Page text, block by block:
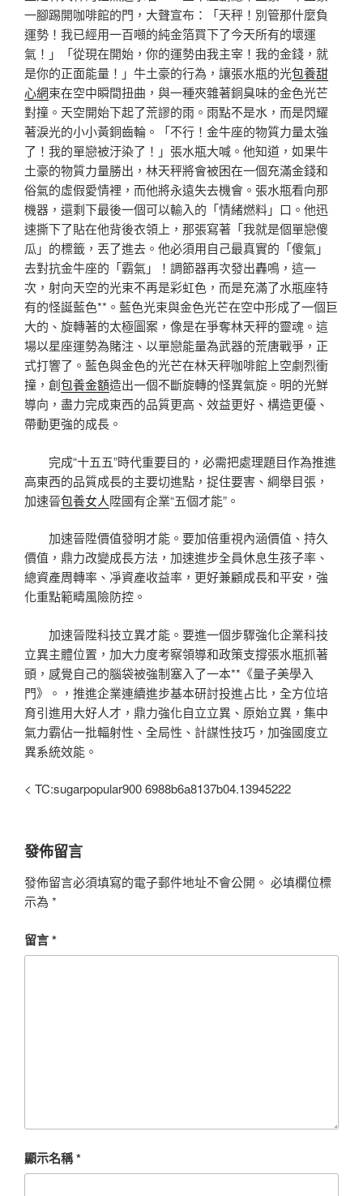
一腳踢開咖啡館的門，大聲宣布：「天秤！別管那什麼負
運勢！我已經用一百噸的純金箔買下了今天所有的壞運
氣！」「從現在開始，你的運勢由我主宰！我的金錢，就
是你的正面能量！」牛土豪的行為，讓張水瓶的光包養甜
心網束在空中瞬間扭曲，與一種夾雜著銅臭味的金色光芒
對撞。天空開始下起了荒謬的雨。雨點不是水，而是閃耀
著淚光的小小黃銅齒輪。「不行！金牛座的物質力量太強
了！我的單戀被汙染了！」張水瓶大喊。他知道，如果牛
土豪的物質力量勝出，林天秤將會被困在一個充滿金錢和
俗氣的虛假愛情裡，而他將永遠失去機會。張水瓶看向那
機器，還剩下最後一個可以輸入的「情緒燃料」口。他迅
速撕下了貼在他背後衣領上，那張寫著「我就是個單戀傻
瓜」的標籤，丟了進去。他必須用自己最真實的「傻氣」
去對抗金牛座的「霸氣」！調節器再次發出轟鳴，這一
次，射向天空的光束不再是彩虹色，而是充滿了水瓶座特
有的怪誕藍色**。藍色光束與金色光芒在空中形成了一個巨
大的、旋轉著的太極圖案，像是在爭奪林天秤的靈魂。這
場以星座運勢為賭注、以單戀能量為武器的荒唐戰爭，正
式打響了。藍色與金色的光芒在林天秤咖啡館上空劇烈衝
撞，創包養金額造出一個不斷旋轉的怪異氣旋。明的光鮮
導向，盡力完成東西的品質更高、效益更好、構造更優、
帶動更強的成長。
完成“十五五”時代重要目的，必需把處理題目作為推進
高東西的品質成長的主要切進點，捉住要害、綱舉目張，
加速晉包養女人陞國有企業“五個才能”。
加速晉陞價值發明才能。要加倍重視內涵價值、持久
價值，鼎力改變成長方法，加速進步全員休息生孩子率、
總資產周轉率、凈資產收益率，更好兼顧成長和平安，強
化重點範疇風險防控。
加速晉陞科技立異才能。要進一個步驟強化企業科技
立異主體位置，加大力度考察領導和政策支撐張水瓶抓著
頭，感覺自己的腦袋被強制塞入了一本**《量子美學入
門》。，推進企業連續進步基本研討投進占比，全方位培
育引進用大好人才，鼎力強化自立立異、原始立異，集中
氣力霸佔一批輻射性、全局性、計謀性技巧，加強國度立
異系統效能。
< TC:sugarpopular900 6988b6a8137b04.13945222
發佈留言
發佈留言必須填寫的電子郵件地址不會公開。 必填欄位標
示為 *
留言*
顯示名稱*